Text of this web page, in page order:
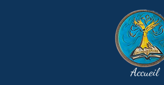
Accueil